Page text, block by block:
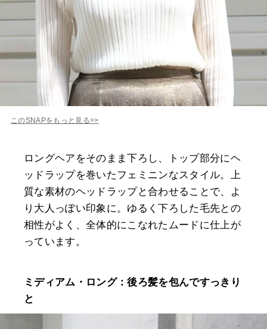
このSNAPをもっと見る>>
ロングヘアをそのまま下ろし、トップ部分にヘ
ッドラップを巻いたフェミニンなスタイル。上
質な素材のヘッドラップと合わせることで、よ
り大人っぽい印象に。ゆるく下ろした毛先との
相性がよく、全体的にこなれたムードに仕上が
っています。
ミディアム・ロング：後ろ髪を包んですっきり
と